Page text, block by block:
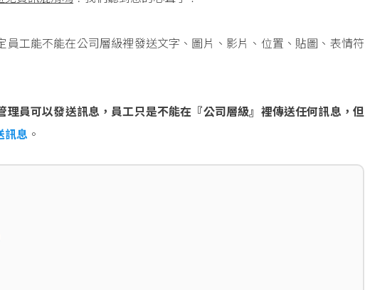
員工能不能在公司層級裡發送文字、圖片、影片、位置、貼圖、表情符
理員可以發送訊息，員工只是不能在『公司層級』裡傳送任何訊息，但
訊息 。